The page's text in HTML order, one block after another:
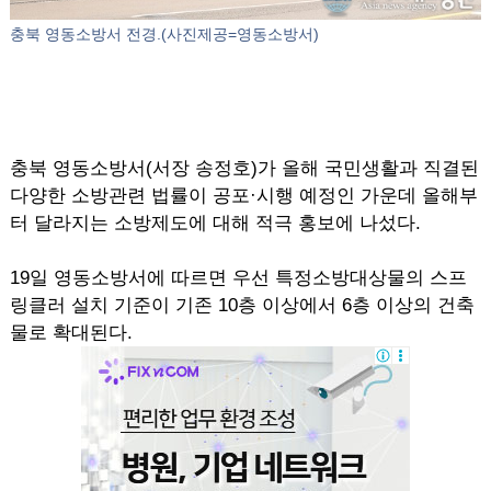
충북 영동소방서 전경.(사진제공=영동소방서)
충북 영동소방서(서장 송정호)가 올해 국민생활과 직결된
다양한 소방관련 법률이 공포·시행 예정인 가운데 올해부
터 달라지는 소방제도에 대해 적극 홍보에 나섰다.
19일 영동소방서에 따르면 우선 특정소방대상물의 스프
링클러 설치 기준이 기존 10층 이상에서 6층 이상의 건축
물로 확대된다.